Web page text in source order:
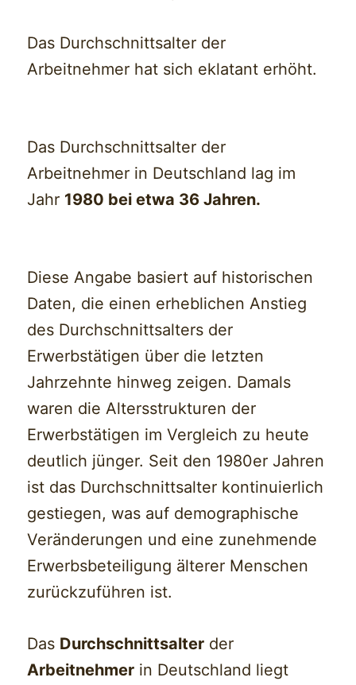
Das Durchschnittsalter der
Arbeitnehmer hat sich eklatant erhöht.
Das Durchschnittsalter der
Arbeitnehmer in Deutschland lag im
Jahr 1980 bei etwa 36 Jahren.
Diese Angabe basiert auf historischen
Daten, die einen erheblichen Anstieg
des Durchschnittsalters der
Erwerbstätigen über die letzten
Jahrzehnte hinweg zeigen. Damals
waren die Altersstrukturen der
Erwerbstätigen im Vergleich zu heute
deutlich jünger. Seit den 1980er Jahren
ist das Durchschnittsalter kontinuierlich
gestiegen, was auf demographische
Veränderungen und eine zunehmende
Erwerbsbeteiligung älterer Menschen
zurückzuführen ist.
Das Durchschnittsalter der
Arbeitnehmer in Deutschland liegt